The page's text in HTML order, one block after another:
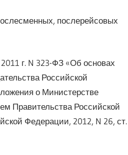
послерейсовых
г. N 323-ФЗ «Об основах
Российской
о Министерстве
Правительства Российской
Федерации, 2012, N 26, ст.